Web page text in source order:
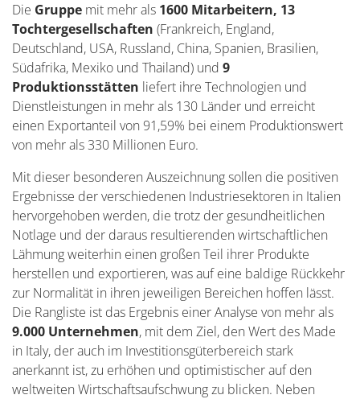
Die Gruppe mit mehr als 1600 Mitarbeitern, 13
Tochtergesellschaften (Frankreich, England,
Deutschland, USA, Russland, China, Spanien, Brasilien,
Südafrika, Mexiko und Thailand) und 9
Produktionsstätten liefert ihre Technologien und
Dienstleistungen in mehr als 130 Länder und erreicht
einen Exportanteil von 91,59% bei einem Produktionswert
von mehr als 330 Millionen Euro.
Mit dieser besonderen Auszeichnung sollen die positiven
Ergebnisse der verschiedenen Industriesektoren in Italien
hervorgehoben werden, die trotz der gesundheitlichen
Notlage und der daraus resultierenden wirtschaftlichen
Lähmung weiterhin einen großen Teil ihrer Produkte
herstellen und exportieren, was auf eine baldige Rückkehr
zur Normalität in ihren jeweiligen Bereichen hoffen lässt.
Die Rangliste ist das Ergebnis einer Analyse von mehr als
9.000 Unternehmen, mit dem Ziel, den Wert des Made
in Italy, der auch im Investitionsgüterbereich stark
anerkannt ist, zu erhöhen und optimistischer auf den
weltweiten Wirtschaftsaufschwung zu blicken. Neben